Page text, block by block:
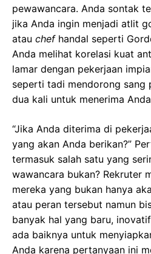
pewawancara. Anda sontak
jika Anda ingin menjadi atlit
atau chef handal seperti
Anda melihat korelasi kuat
lamar dengan pekerjaan
seperti tadi mendorong sang
dua kali untuk menerima
“Jika Anda diterima di
yang akan Anda berikan?”
termasuk salah satu yang
wawancara bukan? Rekruter
mereka yang bukan hanya
atau peran tersebut namun
banyak hal yang baru,
ada baiknya untuk
Anda karena pertanyaan ini